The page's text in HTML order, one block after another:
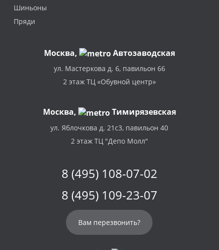
Шиньоны
Пряди
Москва, Автозаводская
ул. Мастеркова д. 6, павильон 66
2 этаж ТЦ «Обувной центр»
Москва, Тимирязевская
ул. Яблочкова д. 21с3, павильон 40
2 этаж ТЦ "Депо Молл"
8 (495) 108-07-02
8 (495) 109-23-07
Вам перезвонить?